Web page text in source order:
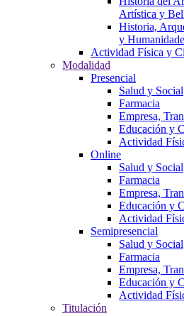
Artística y
Historia,
y
Actividad Física y
Modalidad
Presencial
Salud y Social
Farmacia
Empresa,
Educación y
Actividad
Online
Salud y Social
Farmacia
Empresa,
Educación y
Actividad
Semipresencial
Salud y Social
Farmacia
Empresa,
Educación y
Actividad
Titulación